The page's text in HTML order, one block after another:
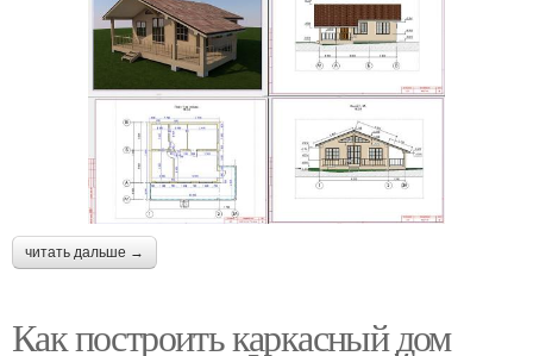
читать дальше →
Как построить каркасный дом